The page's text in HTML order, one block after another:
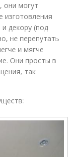
они могут
изготовления
декору (под
не перепутать
и мягче
Они просты в
так